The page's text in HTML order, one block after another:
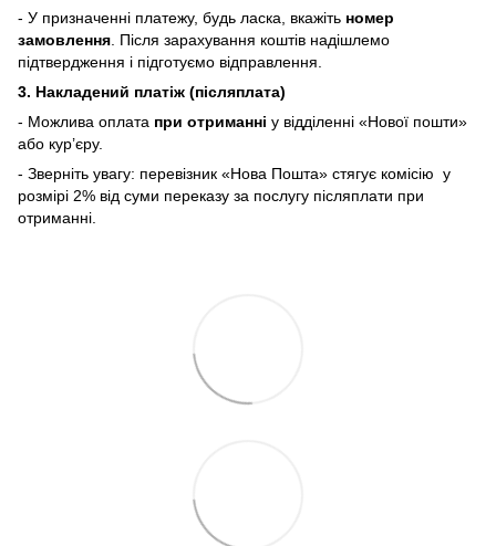
- У призначенні платежу, будь ласка, вкажіть номер
замовлення . Після зарахування коштів надішлемо
підтвердження і підготуємо відправлення.
3. Накладений платіж (післяплата)
- Можлива оплата при отриманні у відділенні «Нової пошти»
або кур’єру.
- Зверніть увагу: перевізник «Нова Пошта» стягує комісію у
розмірі 2% від суми переказу за послугу післяплати при
отриманні.